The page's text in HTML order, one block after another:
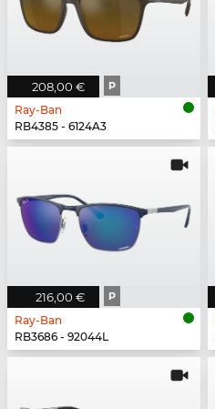
208,00 € P
Ray-Ban
RB4385 - 6124A3
216,00 € P
Ray-Ban
RB3686 - 92044L